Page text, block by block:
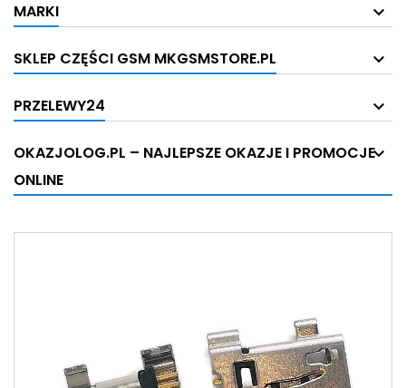
MARKI
SKLEP CZĘŚCI GSM MKGSMSTORE.PL
PRZELEWY24
OKAZJOLOG.PL – NAJLEPSZE OKAZJE I PROMOCJE
ONLINE